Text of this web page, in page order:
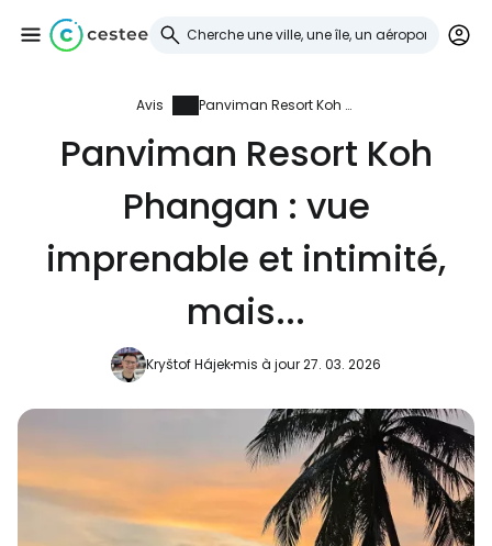
Avis Panviman Resort Koh Phangan : vue imprenable et intimité, mais...
Panviman Resort Koh
Phangan : vue
imprenable et intimité,
mais...
Kryštof Hájekmis à jour 27. 03. 2026
Se connecter à
Cestee
... la communauté mondiale des voyageurs
Continuer avec Google
Poursuivre avec le courrier
électronique